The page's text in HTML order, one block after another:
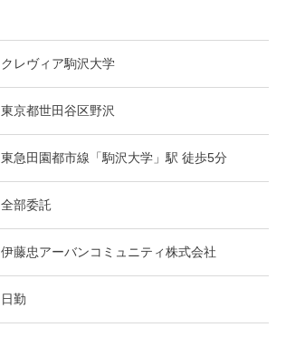
クレヴィア駒沢大学
東京都世田谷区野沢
東急田園都市線「駒沢大学」駅 徒歩5分
全部委託
伊藤忠アーバンコミュニティ株式会社
日勤